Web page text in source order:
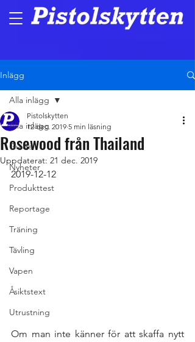
Inlägg
Alla inlägg
Guide
Nyheter
Produkttest
Reportage
Träning
Tävling
Vapen
Åsiktstext
Utrustning
Alla inlägg
Rosewood från Thailand
Pistolskytten
12 dec. 2019 5 min läsning
Uppdaterat: 21 dec. 2019
2019-12-12
Om man inte känner för att skaffa nytt